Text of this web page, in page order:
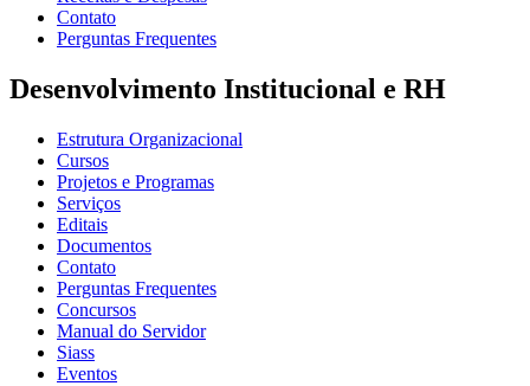
Contato
Perguntas Frequentes
Desenvolvimento Institucional e RH
Estrutura Organizacional
Cursos
Projetos e Programas
Serviços
Editais
Documentos
Contato
Perguntas Frequentes
Concursos
Manual do Servidor
Siass
Eventos